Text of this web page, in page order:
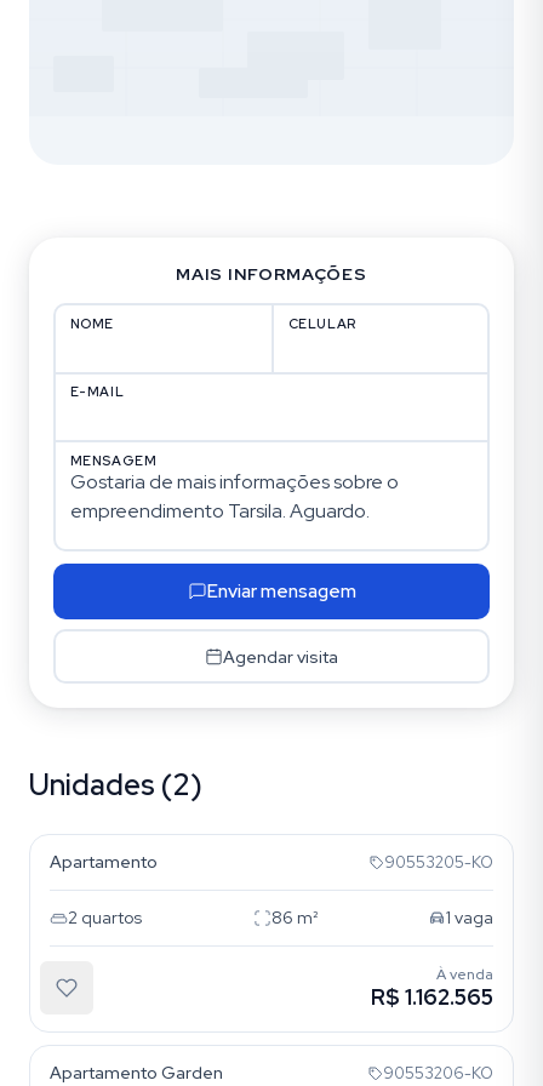
MAIS INFORMAÇÕES
NOME CELULAR
E-MAIL
MENSAGEM
Enviar mensagem
Agendar visita
Unidades (2)
Petrópolis
Apartamento 90553205-KO
2 quartos 86 m² 1 vaga
À venda
R$ 1.162.565
Apartamento Garden 90553206-KO